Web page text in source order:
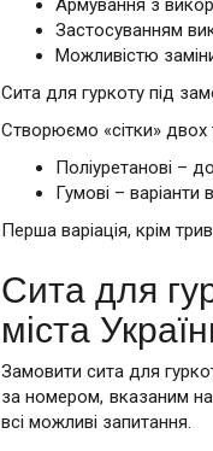
Армування з
Застосуванням
Можливістю
Сита для гуркоту під
Створюємо «сітки» двох
Поліуретанові –
Гумові –
Перша варіація, крім
Сита для
міста
Замовити сита для
за номером, вказаним на
всі можливі запитання.